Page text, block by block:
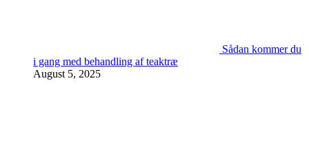
Sådan kommer du
i gang med behandling af teaktræ
August 5, 2025